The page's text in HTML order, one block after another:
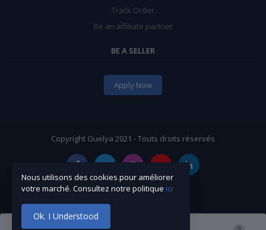
Track Order
Be an affiliate partner
BE A SELLER
Apply Now
Copyright Guelya 2021 - Touts droits réservés
Nous utilisons des cookies pour améliorer
votre marché. Consultez notre politique ici
Ok. I Understood